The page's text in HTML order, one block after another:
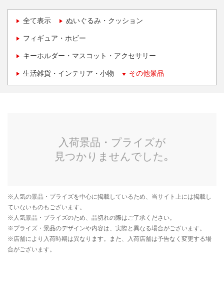
全て表示 ぬいぐるみ・クッション
フィギュア・ホビー
キーホルダー・マスコット・アクセサリー
生活雑貨・インテリア・小物 その他景品